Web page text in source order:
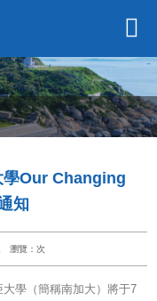
學Our Changing
知
瀏覽： 次
學（簡稱南加大）將于7